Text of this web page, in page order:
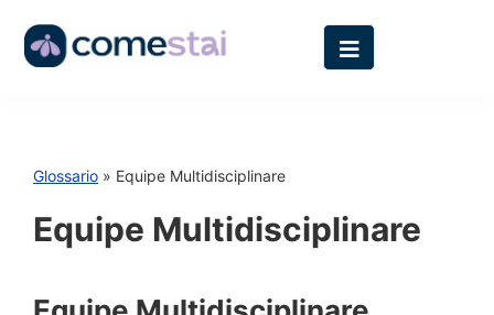
Glossario » Equipe Multidisciplinare
Equipe Multidisciplinare